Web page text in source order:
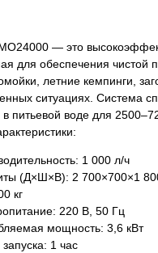
— это
для обеспечения чистой
летние кемпинги,
ситуациях. Система
в питьевой воде для
1 000 л/ч​
(Д×Ш×В): 2 700×700×1
кг​
220 В, 50 Гц​
мощность: 3,6 кВт​
1 час​